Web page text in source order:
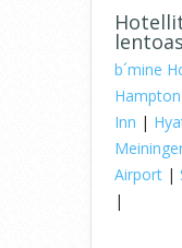
b´mine
Inn |
Airport |
|